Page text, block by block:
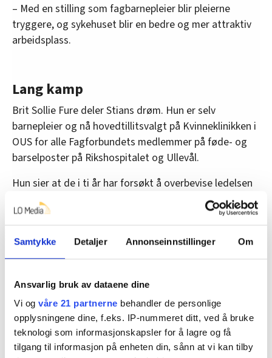
Samtykke Detaljer Annonseinnstillinger Om
Ansvarlig bruk av dataene dine
Vi og våre 21 partnerne behandler de personlige
opplysningene dine, f.eks. IP-nummeret ditt, ved å bruke
teknologi som informasjonskapsler for å lagre og få
tilgang til informasjon på enheten din, sånn at vi kan tilby
– Med en stilling som fagbarnepleier blir pleierne
tryggere, og sykehuset blir en bedre og mer attraktiv
arbeidsplass.
Lang kamp
Brit Sollie Fure deler Stians drøm. Hun er selv
barnepleier og nå hovedtillitsvalgt på Kvinneklinikken i
OUS for alle Fagforbundets medlemmer på føde- og
barselposter på Rikshospitalet og Ullevål.
Hun sier at de i ti år har forsøkt å overbevise ledelsen
på alle nivåer om at de trenger en fagbarnepleier.